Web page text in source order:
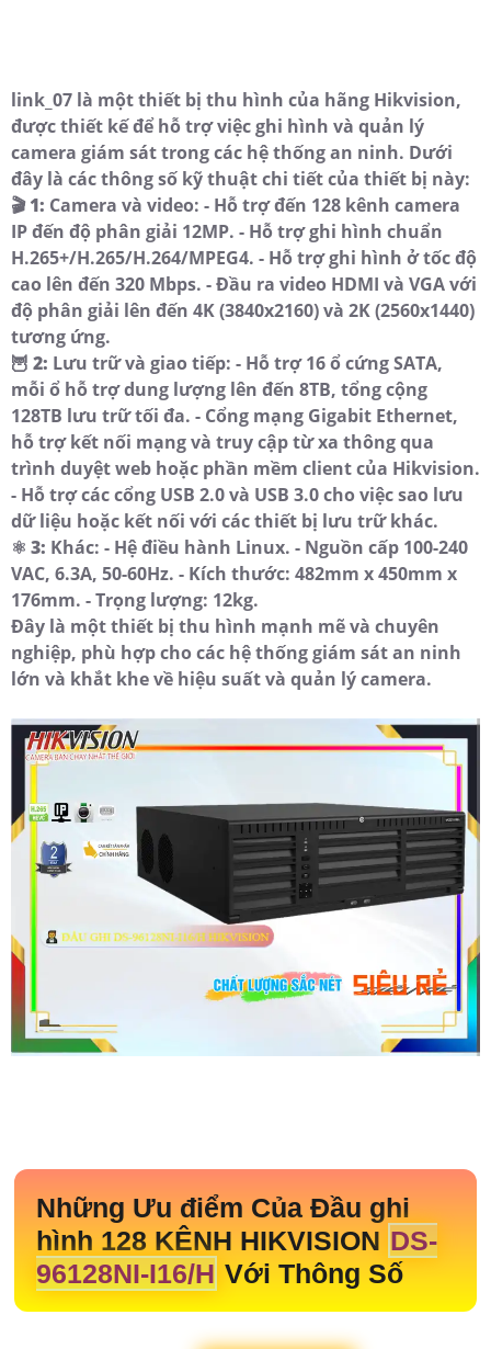
link_07 là một thiết bị thu hình của hãng Hikvision,
được thiết kế để hỗ trợ việc ghi hình và quản lý
camera giám sát trong các hệ thống an ninh. Dưới
đây là các thông số kỹ thuật chi tiết của thiết bị này:
🎬1: Camera và video: - Hỗ trợ đến 128 kênh camera
IP đến độ phân giải 12MP. - Hỗ trợ ghi hình chuẩn
H.265+/H.265/H.264/MPEG4. - Hỗ trợ ghi hình ở tốc độ
cao lên đến 320 Mbps. - Đầu ra video HDMI và VGA với
độ phân giải lên đến 4K (3840x2160) và 2K (2560x1440)
tương ứng.
🦉 2: Lưu trữ và giao tiếp: - Hỗ trợ 16 ổ cứng SATA,
mỗi ổ hỗ trợ dung lượng lên đến 8TB, tổng cộng
128TB lưu trữ tối đa. - Cổng mạng Gigabit Ethernet,
hỗ trợ kết nối mạng và truy cập từ xa thông qua
trình duyệt web hoặc phần mềm client của Hikvision.
- Hỗ trợ các cổng USB 2.0 và USB 3.0 cho việc sao lưu
dữ liệu hoặc kết nối với các thiết bị lưu trữ khác.
⚛️ 3: Khác: - Hệ điều hành Linux. - Nguồn cấp 100-240
VAC, 6.3A, 50-60Hz. - Kích thước: 482mm x 450mm x
176mm. - Trọng lượng: 12kg.
Đây là một thiết bị thu hình mạnh mẽ và chuyên
nghiệp, phù hợp cho các hệ thống giám sát an ninh
lớn và khắt khe về hiệu suất và quản lý camera.
Những Ưu điểm Của Đầu ghi
hình 128 KÊNH HIKVISION DS-
96128NI-I16/H Với Thông Số